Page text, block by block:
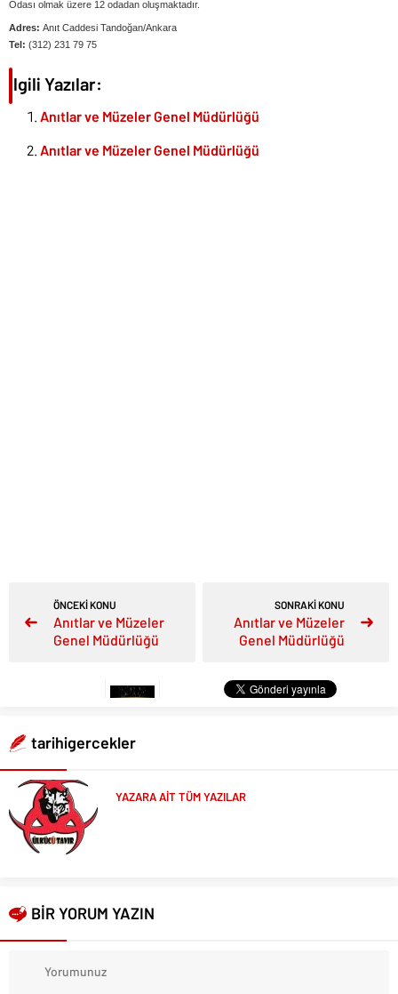
Odası olmak üzere 12 odadan oluşmaktadır.
Adres: Anıt Caddesi Tandoğan/Ankara
Tel: (312) 231 79 75
İlgili Yazılar:
Anıtlar ve Müzeler Genel Müdürlüğü
Anıtlar ve Müzeler Genel Müdürlüğü
ÖNCEKİ KONU
Anıtlar ve Müzeler
Genel Müdürlüğü
SONRAKİ KONU
Anıtlar ve Müzeler
Genel Müdürlüğü
tarihigercekler
YAZARA AİT TÜM YAZILAR
BİR YORUM YAZIN